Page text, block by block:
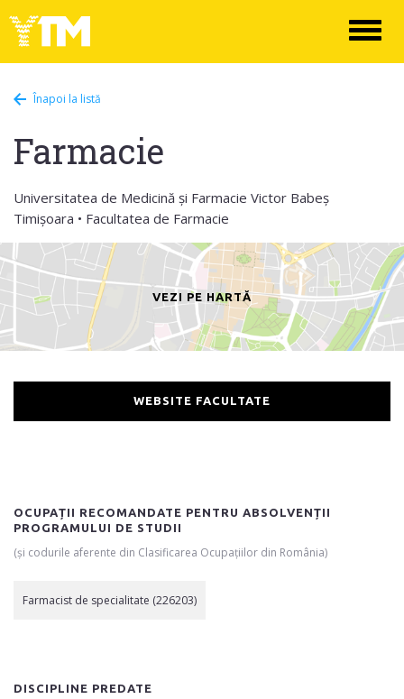
Înapoi la listă
Farmacie
Universitatea de Medicină și Farmacie Victor Babeș
Timișoara • Facultatea de Farmacie
VEZI PE HARTĂ
WEBSITE FACULTATE
OCUPAȚII RECOMANDATE PENTRU ABSOLVENȚII
PROGRAMULUI DE STUDII
(și codurile aferente din Clasificarea Ocupațiilor din România)
Farmacist de specialitate (226203)
DISCIPLINE PREDATE